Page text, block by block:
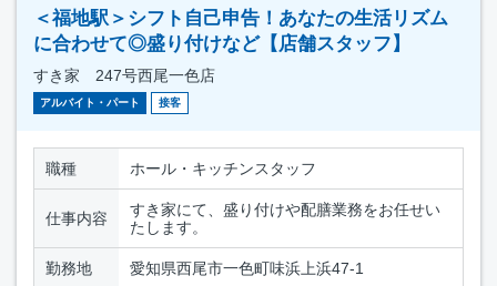
＜福地駅＞シフト自己申告！あなたの生活リズム
に合わせて◎盛り付けなど【店舗スタッフ】
すき家 247号西尾一色店
アルバイト・パート 接客
職種 ホール・キッチンスタッフ
仕事内容
すき家にて、盛り付けや配膳業務をお任せい
たします。
勤務地 愛知県西尾市一色町味浜上浜47-1